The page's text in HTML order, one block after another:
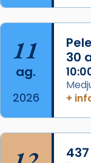
Josep
concelebrat
Mons. David
📸 Dr. G.
Photo
View on Facebook ·
11
ag.
2026
30
+